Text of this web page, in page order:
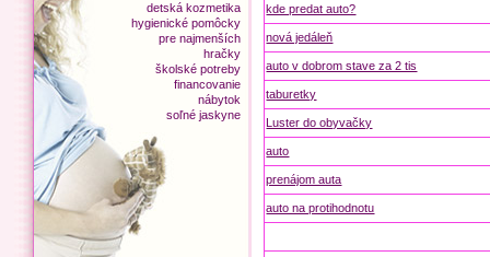
detská kozmetika
hygienické pomôcky
pre najmenších
hračky
školské potreby
financovanie
nábytok
soľné jaskyne
kde predat auto?
nová jedáleň
auto v dobrom stave za 2 tis
taburetky
Luster do obyvačky
auto
prenájom auta
auto na protihodnotu